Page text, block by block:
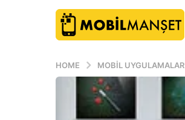
HOME MOBIL UYGULAMALAR